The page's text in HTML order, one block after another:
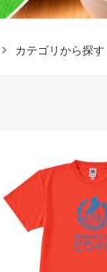
カテゴリから探す